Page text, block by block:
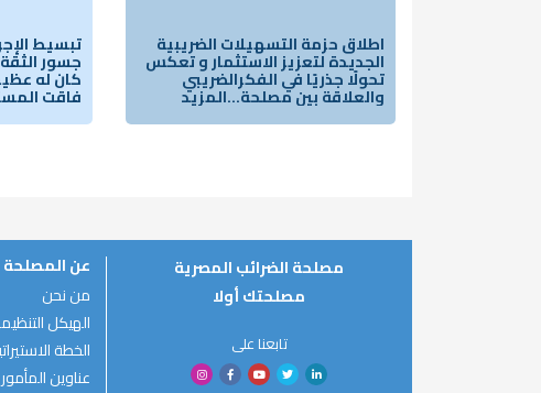
اطلاق حزمة التسهيلات الضريبية
الجديدة لتعزيز الاستثمار و تعكس
تحولًا جذريًا في الفكرالضريبي
والعلاقة بين مصلحة...المزيد
تبسيط
جسور
كان له
فاقت
مصلحة الضرائب المصرية
مصلحتك أولا
تابعنا على
عن المصلحة
من نحن
الهيكل
الخطة
عناوين